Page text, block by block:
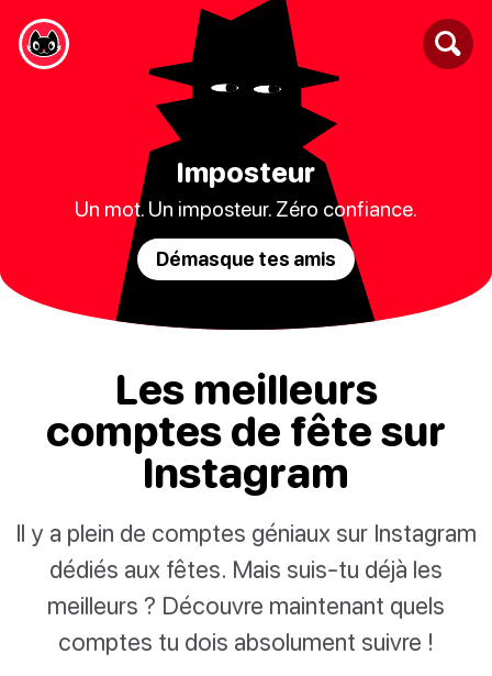
Imposteur
Un mot. Un imposteur. Zéro confiance.
Démasque tes amis
Les meilleurs
comptes de fête sur
Instagram
Il y a plein de comptes géniaux sur Instagram
dédiés aux fêtes. Mais suis-tu déjà les
meilleurs ? Découvre maintenant quels
comptes tu dois absolument suivre !